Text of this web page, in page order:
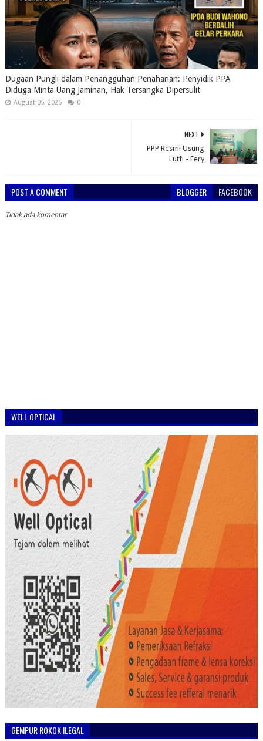
Dugaan Pungli dalam Penangguhan Penahanan: Penyidik PPA
Diduga Minta Uang Jaminan, Hak Tersangka Dipersulit
August 05, 2026 0
NEXT
PPP Resmi Usung
Lutfi - Fery
POST A COMMENT BLOGGER FACEBOOK
Tidak ada komentar
WELL OPTICAL
GEMPUR ROKOK ILEGAL